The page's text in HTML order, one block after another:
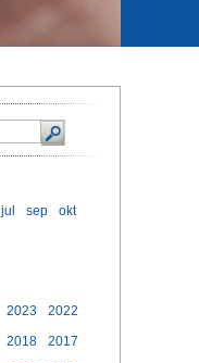
jul sep
okt
2023
2022
2018
2017